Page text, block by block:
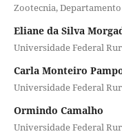
Zootecnia,
Eliane da Silva
Universidade Federal
Carla Monteiro
Universidade Federal
Ormindo Camalho
Universidade Federal